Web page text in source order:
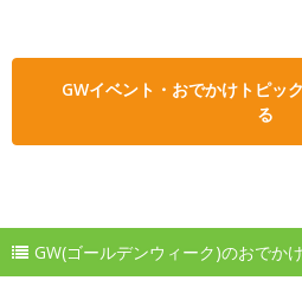
GWイベント・おでかけトピッ
る
GW(ゴールデンウィーク)のおでか